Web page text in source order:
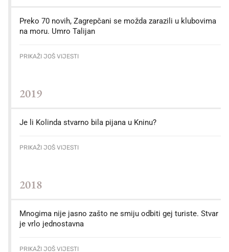
Preko 70 novih, Zagrepčani se možda zarazili u klubovima
na moru. Umro Talijan
PRIKAŽI JOŠ VIJESTI
2019
Je li Kolinda stvarno bila pijana u Kninu?
PRIKAŽI JOŠ VIJESTI
2018
Mnogima nije jasno zašto ne smiju odbiti gej turiste. Stvar
je vrlo jednostavna
PRIKAŽI JOŠ VIJESTI